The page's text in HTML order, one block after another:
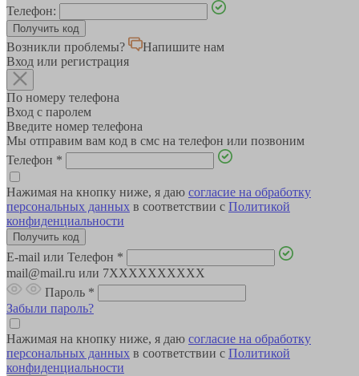
Телефон:
Возникли проблемы?
Напишите нам
Вход или регистрация
По номеру телефона
Вход с паролем
Введите номер телефона
Мы отправим вам код в смс на телефон или позвоним
Телефон *
Нажимая на кнопку ниже, я даю согласие на обработку
персональных данных в соответствии с Политикой
конфиденциальности
E-mail или Телефон *
mail@mail.ru или 7XXXXXXXXXX
Пароль *
Забыли пароль?
Нажимая на кнопку ниже, я даю согласие на обработку
персональных данных в соответствии с Политикой
конфиденциальности